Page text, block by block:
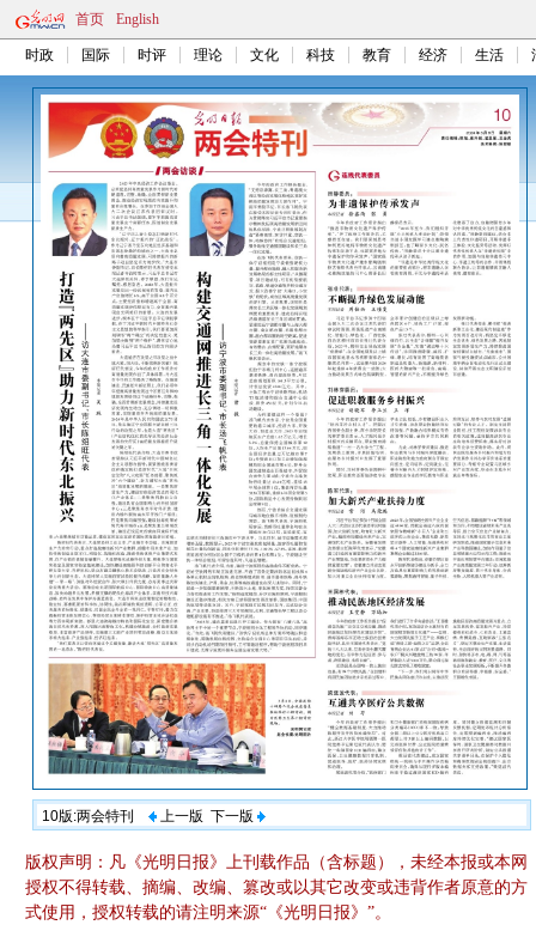
首页 English
时政 国际 时评 理论 文化 科技 教育 经济 生活
10版:两会特刊 上一版 下一版
版权声明：凡《光明日报》上刊载作品（含标题），未经本报或本网
授权不得转载、摘编、改编、篡改或以其它改变或违背作者原意的方
式使用，授权转载的请注明来源“《光明日报》”。